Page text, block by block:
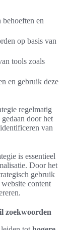
en
op basis van
tools zoals
en gebruik deze
regelmatig
door het
van
is essentieel
Door het
gebruik
content
zoekwoorden